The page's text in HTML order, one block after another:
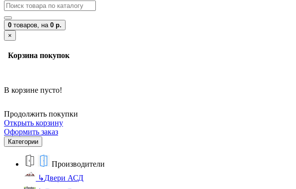
0 товаров, на 0 р.
×
Корзина покупок
В корзине пусто!
Продолжить покупки
Открыть корзину
Оформить заказ
Категории
Производители
↳Двери АСД